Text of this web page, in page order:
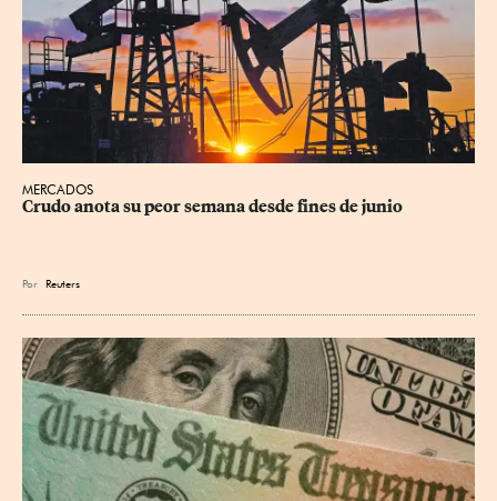
MERCADOS
Crudo anota su peor semana desde fines de junio
Por Reuters